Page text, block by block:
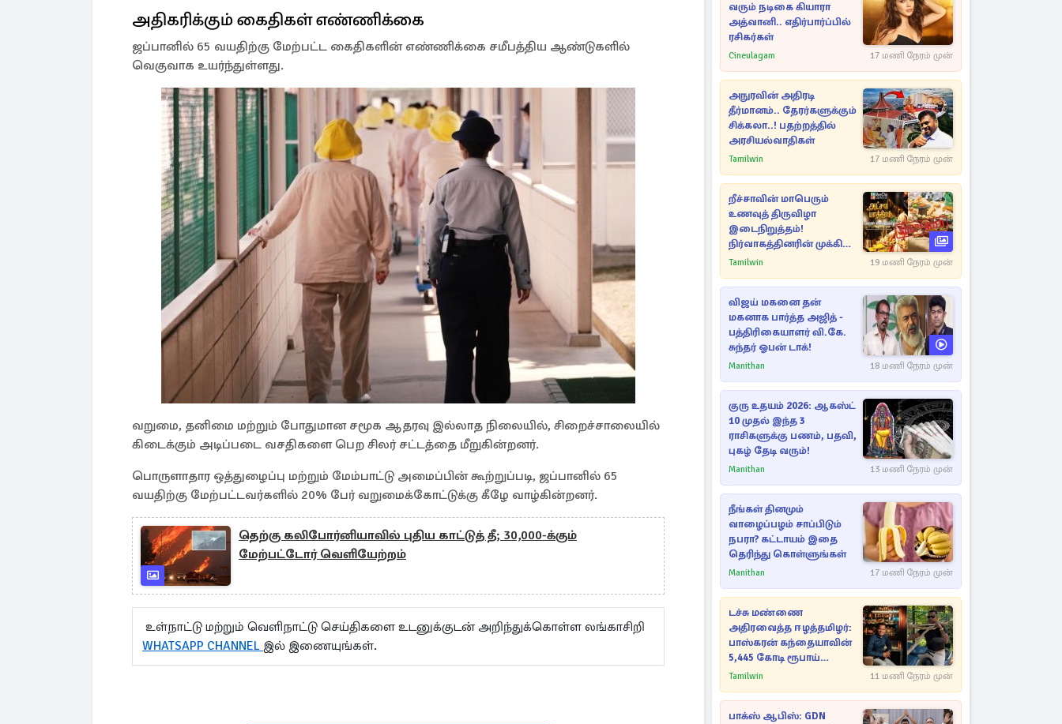
அதிகரிக்கும் கைதிகள் எண்ணிக்கை
ஜப்பானில் 65 வயதிற்கு மேற்பட்ட கைதிகளின் எண்ணிக்கை சமீபத்திய ஆண்டுகளில்
வெகுவாக உயர்ந்துள்ளது.
வறுமை, தனிமை மற்றும் போதுமான சமூக ஆதரவு இல்லாத நிலையில், சிறைச்சாலையில்
கிடைக்கும் அடிப்படை வசதிகளை பெற சிலர் சட்டத்தை மீறுகின்றனர்.
பொருளாதார ஒத்துழைப்பு மற்றும் மேம்பாட்டு அமைப்பின் கூற்றுப்படி, ஜப்பானில் 65
வயதிற்கு மேற்பட்டவர்களில் 20% பேர் வறுமைக்கோட்டுக்கு கீழே வாழ்கின்றனர்.
தெற்கு கலிபோர்னியாவில் புதிய காட்டுத் தீ; 30,000-க்கும்
மேற்பட்டோர் வெளியேற்றம்
உள்நாட்டு மற்றும் வெளிநாட்டு செய்திகளை உடனுக்குடன் அறிந்துக்கொள்ள லங்காசிறி
WHATSAPP CHANNEL இல் இணையுங்கள்.
வரும் நடிகை கியாரா
அத்வானி.. எதிர்பார்ப்பில்
ரசிகர்கள்
Cineulagam 17 மணி நேரம் முன்
அநுரவின் அதிரடி
தீர்மானம்.. தேரர்களுக்கும்
சிக்கலா..! பதற்றத்தில்
அரசியல்வாதிகள்
Tamilwin 17 மணி நேரம் முன்
றீச்சாவின் மாபெரும்
உணவுத் திருவிழா
இடைநிறுத்தம்!
நிர்வாகத்தினரின் முக்கிய
அறிவிப்பு
Tamilwin 19 மணி நேரம் முன்
விஜய் மகனை தன்
மகனாக பார்த்த அஜித் -
பத்திரிகையாளர் வி.கே.
சுந்தர் ஓபன் டாக்!
Manithan 18 மணி நேரம் முன்
குரு உதயம் 2026: ஆகஸ்ட்
10 முதல் இந்த 3
ராசிகளுக்கு பணம், பதவி,
புகழ் தேடி வரும்!
Manithan 13 மணி நேரம் முன்
நீங்கள் தினமும்
வாழைப்பழம் சாப்பிடும்
நபரா? கட்டாயம் இதை
தெரிந்து கொள்ளுங்கள்
Manithan 17 மணி நேரம் முன்
டச்சு மண்ணை
அதிரவைத்த ஈழத்தமிழர்:
பாஸ்கரன் கந்தையாவின்
5,445 கோடி ரூபாய்
சாம்ராஜ்யம்
Tamilwin 11 மணி நேரம் முன்
பாக்ஸ் ஆபிஸ்: GDN